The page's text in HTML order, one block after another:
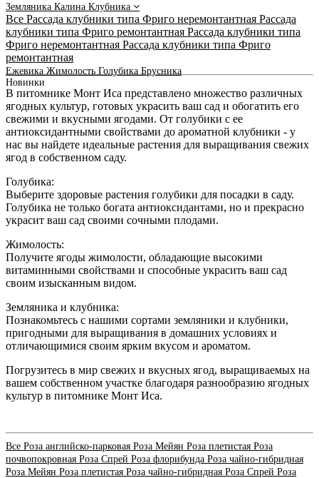
Земляника Калина Клубника
Все Рассада клубники типа Фриго неремонтантная Рассада
клубники типа Фриго ремонтантная Рассада клубники типа
Фриго неремонтантная Рассада клубники типа Фриго
ремонтантная
Ежевика Жимолость Голубика Брусника
Новинки
В питомнике Монт Иса представлено множество различных
ягодных культур, готовых украсить ваш сад и обогатить его
свежими и вкусными ягодами. От голубики с ее
антиоксидантными свойствами до ароматной клубники - у
нас вы найдете идеальные растения для выращивания свежих
ягод в собственном саду.
Голубика:
Выберите здоровые растения голубики для посадки в саду.
Голубика не только богата антиоксидантами, но и прекрасно
украсит ваш сад своими сочными плодами.
Жимолость:
Получите ягоды жимолости, обладающие высокими
витаминными свойствами и способные украсить ваш сад
своим изысканным видом.
Земляника и клубника:
Познакомьтесь с нашими сортами земляники и клубники,
пригодными для выращивания в домашних условиях и
отличающимися своим ярким вкусом и ароматом.
Погрузитесь в мир свежих и вкусных ягод, выращиваемых на
вашем собственном участке благодаря разнообразию ягодных
культур в питомнике Монт Иса.
Все Роза английско-парковая Роза Мейян Роза плетистая Роза
почвопокровная Роза Спрей Роза флорибунда Роза чайно-гибридная
Роза Мейян Роза плетистая Роза чайно-гибридная Роза Спрей Роза